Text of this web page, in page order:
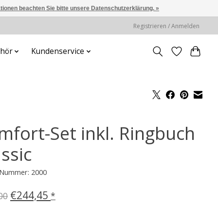
Registrieren / Anmelden
Kundenservice
Set inkl. Ringbuch
2000
€244,45 *
beachten Sie bitte unsere Datenschutzerklärung. »